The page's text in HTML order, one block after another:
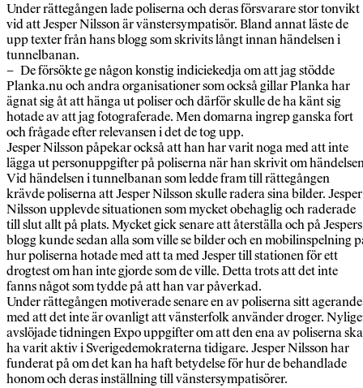
Under rättegången lade poliserna och deras försvarare stor tonvikt
vid att Jesper Nilsson är vänstersympatisör. Bland annat läste de
upp texter från hans blogg som skrivits långt innan händelsen i
tunnelbanan.
– De försökte ge någon konstig indiciekedja om att jag stödde
Planka.nu och andra organisationer som också gillar Planka har
ägnat sig åt att hänga ut poliser och därför skulle de ha känt sig
hotade av att jag fotograferade. Men domarna ingrep ganska fort
och frågade efter relevansen i det de tog upp.
Jesper Nilsson påpekar också att han har varit noga med att inte
lägga ut personuppgifter på poliserna när han skrivit om
Vid händelsen i tunnelbanan som ledde fram till rättegången
krävde poliserna att Jesper Nilsson skulle radera sina bilder. Jesper
Nilsson upplevde situationen som mycket obehaglig och raderade
till slut allt på plats. Mycket gick senare att återställa och på Jespers
blogg kunde sedan alla som ville se bilder och en mobilinspelning
hur poliserna hotade med att ta med Jesper till stationen för ett
drogtest om han inte gjorde som de ville. Detta trots att det inte
fanns något som tydde på att han var påverkad.
Under rättegången motiverade senare en av poliserna sitt agerande
med att det inte är ovanligt att vänsterfolk använder droger.
avslöjade tidningen Expo uppgifter om att den ena av poliserna ska
ha varit aktiv i Sverigedemokraterna tidigare. Jesper Nilsson har
funderat på om det kan ha haft betydelse för hur de behandlade
honom och deras inställning till vänstersympatisörer.